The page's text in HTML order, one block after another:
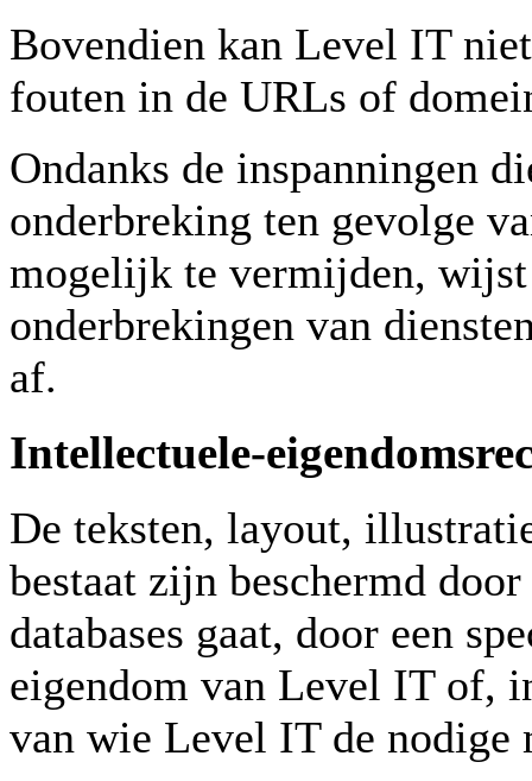
Bovendien kan Level IT
fouten in de URLs of
Ondanks de inspanningen
onderbreking ten gevolge
mogelijk te vermijden,
onderbrekingen van
af.
Intellectuele-
De teksten, layout,
bestaat zijn beschermd
databases gaat, door een
eigendom van Level IT of,
van wie Level IT de nodige